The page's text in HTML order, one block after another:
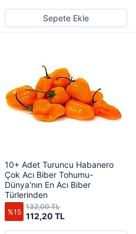
Sepete Ekle
10+ Adet Turuncu Habanero
Çok Acı Biber Tohumu-
Dünya'nın En Acı Biber
Türlerinden
%15 112,20 TL
132,00 TL